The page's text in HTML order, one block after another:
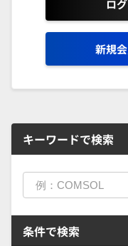
ロ
新規
キーワードで検索
条件で検索